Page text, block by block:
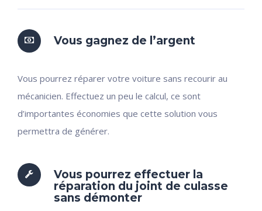
Vous gagnez de l’argent
Vous pourrez réparer votre voiture sans recourir au
mécanicien. Effectuez un peu le calcul, ce sont
d’importantes économies que cette solution vous
permettra de générer.
Vous pourrez effectuer la
réparation du joint de culasse
sans démonter